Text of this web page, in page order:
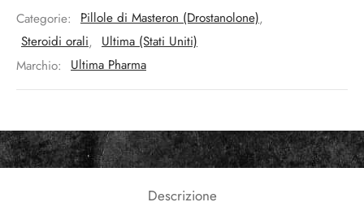
Categorie: Pillole di Masteron (Drostanolone),
Steroidi orali, Ultima (Stati Uniti)
Marchio: Ultima Pharma
Descrizione